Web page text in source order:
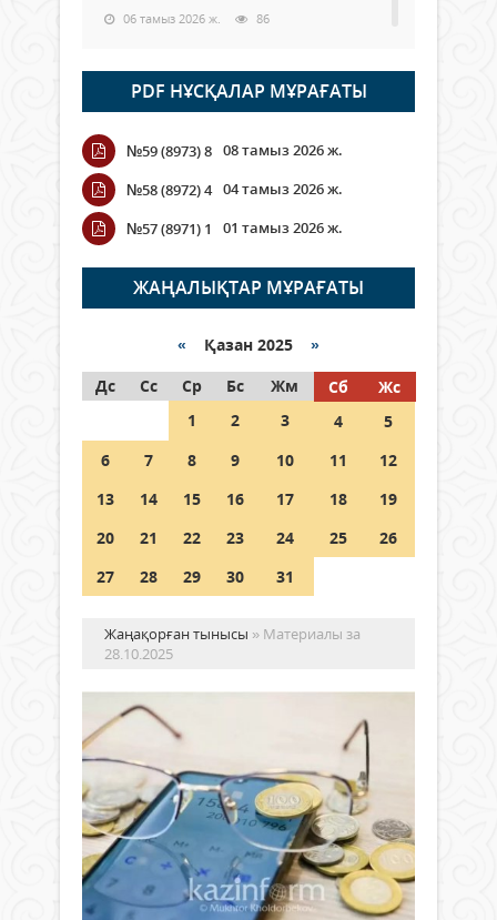
06 тамыз 2026 ж. 86
Open Air: Қызылорда облысы
полиция департаменті 20
мыңнан астам көрерменнің
қауіпсіздігін қамтамасыз етті
06 тамыз 2026 ж.
Wi-Fi ҚАБЫРҒА АРҚЫЛЫ ҚАЛАЙ
ӨТЕДІ?
06 тамыз 2026 ж. 264
граждане Казахстана,
05 тамыз 2026 ж. 145
Шетелде жүрген Қазақстан
азаматтары қалай дауыс бере
алады?
PDF НҰСҚАЛАР МҰРАҒАТЫ
№59 (8973) 8 08 тамыз 2026 ж.
№58 (8972) 4 04 тамыз 2026 ж.
№57 (8971) 1
01 тамыз 2026 ж.
ЖАҢАЛЫҚТАР МҰРАҒАТЫ
« Қазан 2025 »
Дс
Сс Ср Бс Жм Сб
Жс
1
2 3 4
5
6
7 8 9 10 11
12
13
14 15 16 17 18
19
20
21 22 23 24 25
26
27
28 29 30 31
Жаңақорған тынысы » Материалы за
28.10.2025
Жаңалықтар
28 қазан
2025 ж.
954
0
Толығырақ